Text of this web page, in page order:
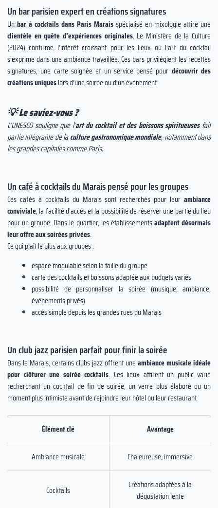
Un bar parisien expert en créations signatures
Un bar à cocktails dans Paris Marais spécialisé en mixologie attire une
clientèle en quête d’expériences originales. Le Ministère de la Culture
(2024) confirme l’intérêt croissant pour les lieux où l’art du cocktail
s’exprime dans une ambiance travaillée. Ces bars privilégient les recettes
signatures, une carte soignée et un service pensé pour découvrir des
créations uniqueslors d’une soirée ou d’un événement.
💡Le saviez-vous ?
L’UNESCO souligne que l’art du cocktail et des boissons spiritueusesfait
partie intégrante de laculture gastronomique mondiale, notamment dans
les grandes capitales comme Paris.
Un café à cocktails du Marais pensé pour les groupes
Ces cafés à cocktails du Marais sont recherchés pour leur ambiance
conviviale, la facilité d’accès et la possibilité de réserver une partie du lieu
pour un groupe. Dans le quartier, les établissementsadaptent désormais
leur offre aux soirées privées.
Ce qui plaît le plus aux groupes :
espace modulable selon la taille du groupe
carte des cocktails et boissons adaptée aux budgets variés
possibilité de personnaliser la soirée (musique, ambiance,
événements privés)
accès simple depuis les grandes rues du Marais
Un club jazz parisien parfait pour finir la soirée
Dans le Marais, certains clubs jazz offrent une ambiance musicale idéale
pour clôturer une soirée cocktails. Ces lieux attirent un public varié
recherchant un cocktail de fin de soirée, un verre plus élaboré ou un
moment plus intimiste avant de rejoindre leur hôtel ou leur restaurant.
Élément clé Avantage
Ambiance musicale Chaleureuse, immersive
Cocktails
Créations adaptées à la
dégustation lente